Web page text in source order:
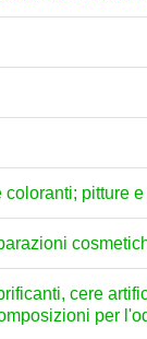
pitture
cere
per